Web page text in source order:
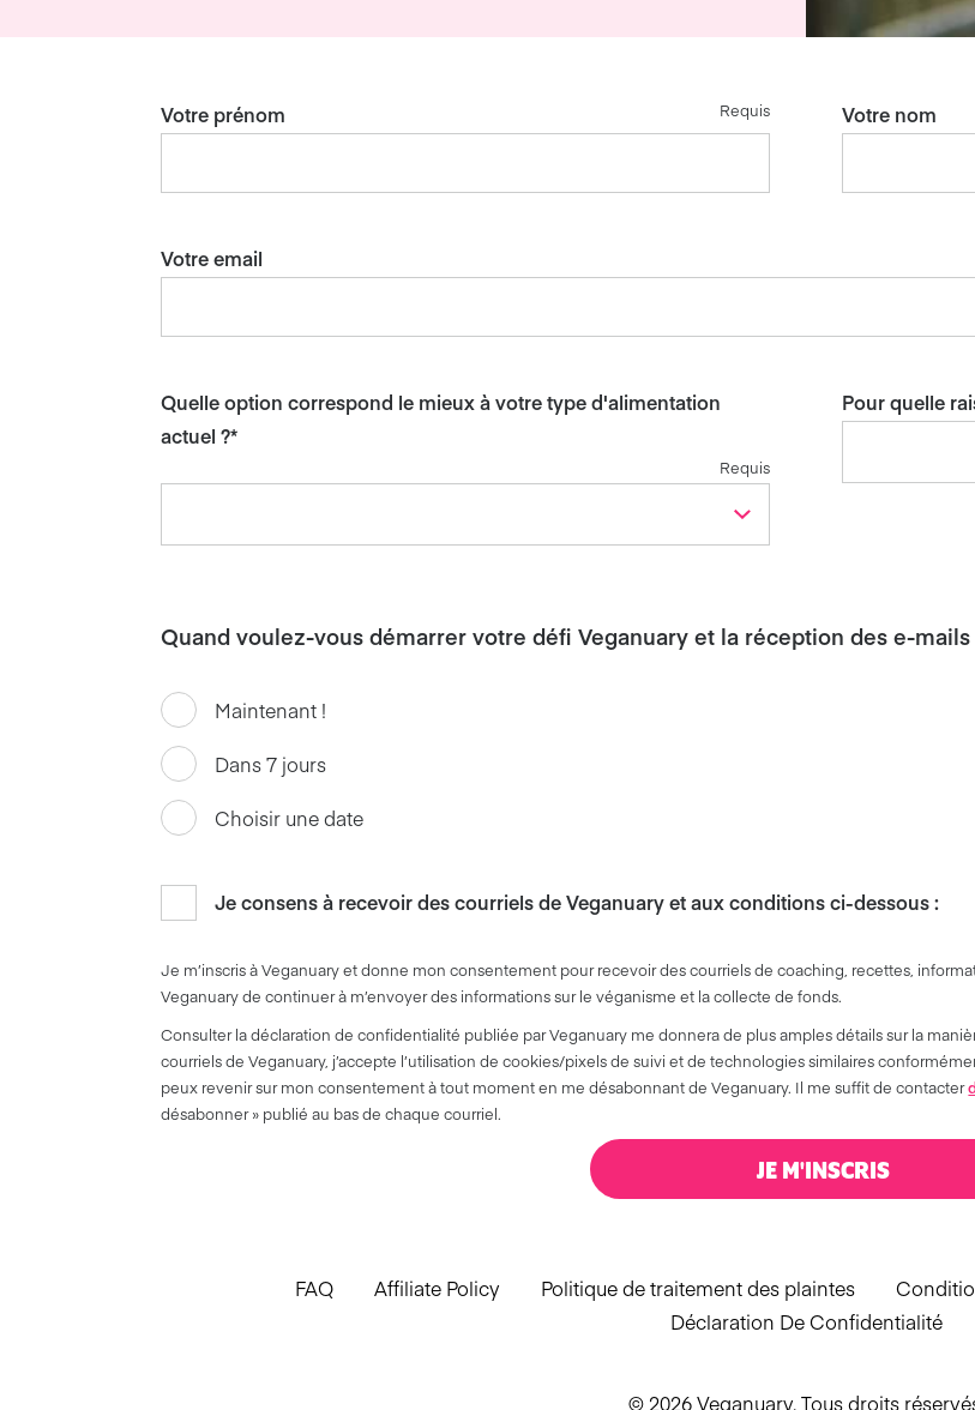
Votre prénom Requis Votre nom
Votre email
Quelle option correspond le mieux à votre type d'alimentation
actuel ?*
Requis
Pour quelle
Quand voulez-vous démarrer votre défi Veganuary et la réception des e-mails
Maintenant !
Dans 7 jours
Choisir une date
Je consens à recevoir des courriels de Veganuary et aux conditions ci-dessous :
Je m’inscris à Veganuary et donne mon consentement pour recevoir des courriels de coaching, recettes,
Veganuary de continuer à m’envoyer des informations sur le véganisme et la collecte de fonds.
Consulter la déclaration de confidentialité publiée par Veganuary me donnera de plus amples détails sur la
courriels de Veganuary, j’accepte l’utilisation de cookies/pixels de suivi et de technologies similaires
peux revenir sur mon consentement à tout moment en me désabonnant de Veganuary. Il me suffit de contacter
désabonner » publié au bas de chaque courriel.
JE M'INSCRIS
FAQ Affiliate Policy Politique de traitement des plaintes
Déclaration De Confidentialité
© 2026 Veganuary. Tous droits